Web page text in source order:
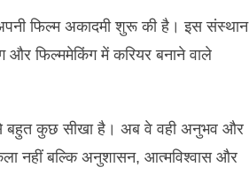
फिल्म अकादमी शुरू की है। इस संस्थान
और फिल्ममेकिंग में करियर बनाने वाले
से बहुत कुछ सीखा है। अब वे वही अनुभव और
नहीं बल्कि अनुशासन, आत्मविश्वास और